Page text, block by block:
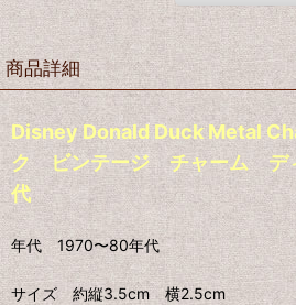
商品詳細
Disney Donald Duck Metal
ク ビンテージ チャーム デ
代
年代 1970〜80年代
サイズ 約縦3.5cm 横2.5cm